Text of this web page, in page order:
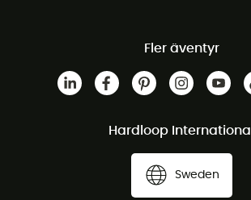
Fler äventyr
Hardloop International
Sweden